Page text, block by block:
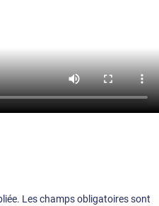
Les champs obligatoires sont